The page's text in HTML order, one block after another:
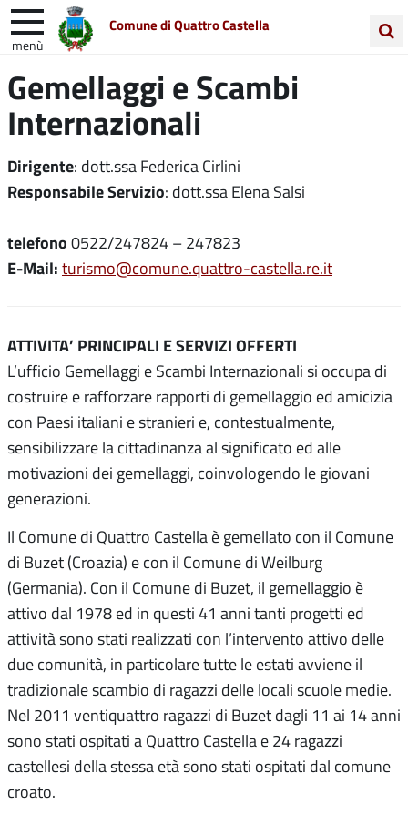
Comune di Quattro Castella
menù
nel
sito
Entra in Comune Vivi Quattro Castella
Unione Colline Matildiche
Gemellaggi e Scambi
Internazionali
Dirigente: dott.ssa Federica Cirlini
Responsabile Servizio: dott.ssa Elena Salsi
telefono 0522/247824 – 247823
E-Mail: turismo@comune.quattro-castella.re.it
ATTIVITA’ PRINCIPALI E SERVIZI OFFERTI
L’ufficio Gemellaggi e Scambi Internazionali si occupa di
costruire e rafforzare rapporti di gemellaggio ed amicizia
con Paesi italiani e stranieri e, contestualmente,
sensibilizzare la cittadinanza al significato ed alle
motivazioni dei gemellaggi, coinvologendo le giovani
generazioni.
Il Comune di Quattro Castella è gemellato con il Comune
di Buzet (Croazia) e con il Comune di Weilburg
(Germania). Con il Comune di Buzet, il gemellaggio è
attivo dal 1978 ed in questi 41 anni tanti progetti ed
attività sono stati realizzati con l’intervento attivo delle
due comunità, in particolare tutte le estati avviene il
tradizionale scambio di ragazzi delle locali scuole medie.
Nel 2011 ventiquattro ragazzi di Buzet dagli 11 ai 14 anni
sono stati ospitati a Quattro Castella e 24 ragazzi
castellesi della stessa età sono stati ospitati dal comune
croato.